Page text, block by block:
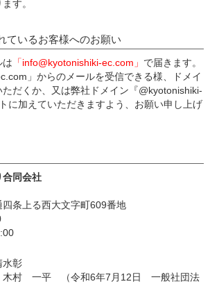
す。
ているお客様へのお願い
は 「info@kyotonishiki-ec.com」 で届きます。
」からのメールを受信できる様、ドメイ
だくか、又は弊社ドメイン『@kyotonishiki-
に加えていただきますよう、お願い申し上げ
合同会社
条上る西大文字町609番地
彰
木村 一平 （令和6年7月12日 一般社団法